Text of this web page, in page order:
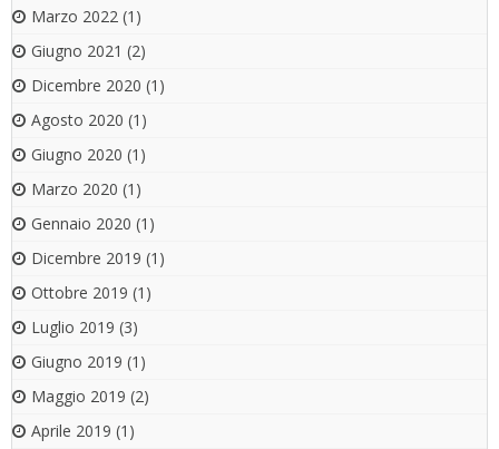
Marzo 2022 (1)
Giugno 2021 (2)
Dicembre 2020 (1)
Agosto 2020 (1)
Giugno 2020 (1)
Marzo 2020 (1)
Gennaio 2020 (1)
Dicembre 2019 (1)
Ottobre 2019 (1)
Luglio 2019 (3)
Giugno 2019 (1)
Maggio 2019 (2)
Aprile 2019 (1)